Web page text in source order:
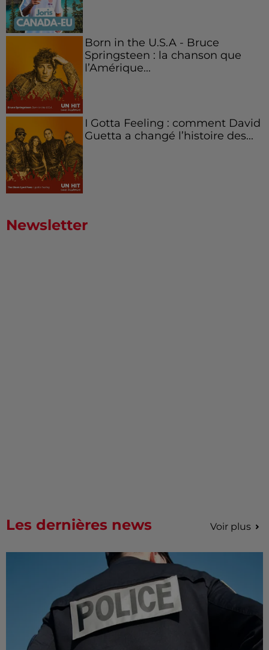
Born in the U.S.A - Bruce
Springsteen : la chanson que
l’Amérique...
I Gotta Feeling : comment David
Guetta a changé l’histoire des...
Newsletter
Les dernières news Voir plus